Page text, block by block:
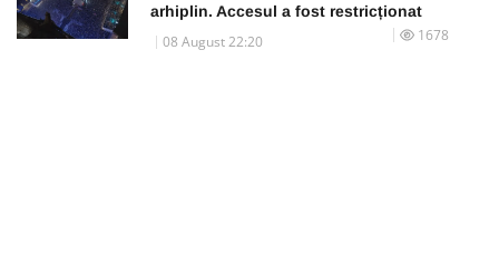
arhiplin. Accesul a fost restricționat
08 August 22:20 1678